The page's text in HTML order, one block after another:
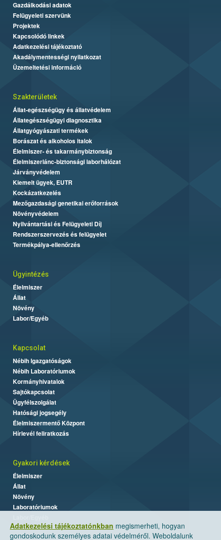
Adatkezelési tájékoztatónkban megismerheti, hogyan
gondoskodunk személyes adatai védelméről. Weboldalunk
Gazdálkodási adatok
Felügyeleti szervünk
Projektek
Kapcsolódó linkek
Adatkezelési tájékoztató
Akadálymentességi nyilatkozat
Üzemeltetési információ
Szakterületek
Állat-egészségügy és állatvédelem
Állategészségügyi diagnosztika
Állatgyógyászati termékek
Borászat és alkoholos italok
Élelmiszer- és takarmánybiztonság
Élelmiszerlánc-biztonsági laborhálózat
Járványvédelem
Kiemelt ügyek, EUTR
Kockázatkezelés
Mezőgazdasági genetikai erőforrások
Növényvédelem
Nyilvántartási és Felügyeleti Díj
Rendszerszervezés és felügyelet
Termékpálya-ellenőrzés
Ügyintézés
Élelmiszer
Állat
Növény
Labor/Egyéb
Kapcsolat
Nébih Igazgatóságok
Nébih Laboratóriumok
Kormányhivatalok
Sajtókapcsolat
Ügyfélszolgálat
Hatósági jogsegély
Élelmiszermentő Központ
Hírlevél feliratkozás
Gyakori kérdések
Élelmiszer
Állat
Növény
Laboratóriumok